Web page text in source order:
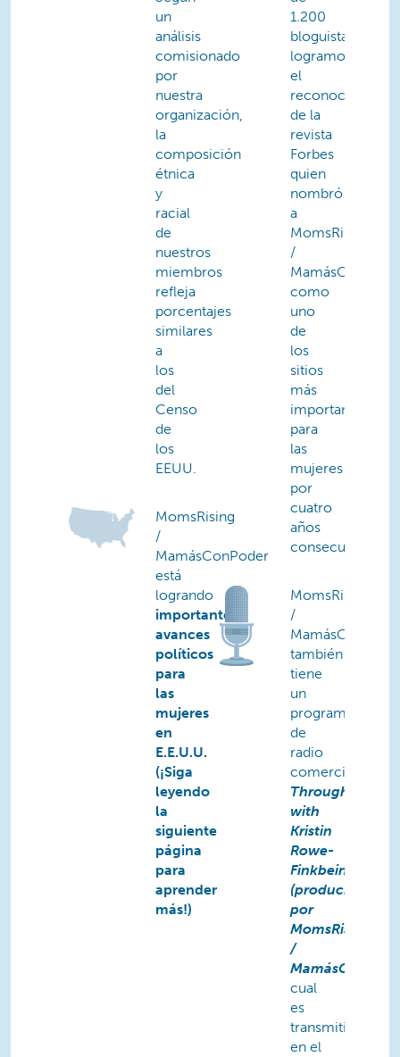
un
análisis
comisionado
por
nuestra
organización,
la
composición
étnica
y
racial
de
nuestros
miembros
refleja
porcentajes
similares
a
los
del
Censo
de
los
EEUU.
MomsRising
/
MamásConPoder
está
logrando
importantes
avances
políticos
para
las
mujeres
en
E.E.U.U.
(¡Siga
leyendo
la
siguiente
página
para
aprender
más!)
1.200
bloguistas;
logramos
el
reconociendo
de la
revista
Forbes
quien
nombró
a
MomsRising.org
/
como
uno
de
los
sitios
más
importantes
para
las
mujeres
por
cuatro
años
consecutivos.
MomsRising
/
también
tiene
un
programa
de
radio
comercial:
Through
with
Kristin
Rowe-
Finkbeiner
(producido
por
MomsRising
/
cual
es
transmitido
en el